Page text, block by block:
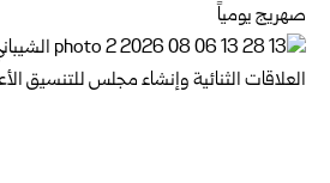
صهريج يومياً